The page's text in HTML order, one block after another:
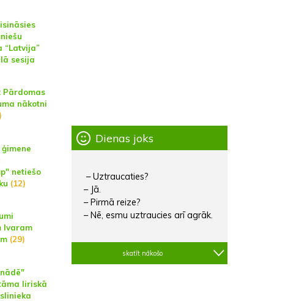
“Latvija”
sesija
Pārdomas
nākotni
netiešo
(12)
Ivaram
(29)
liriskā
Dienas joks
– Uztraucaties?
– Jā.
– Pirmā reize?
– Nē, esmu uztraucies arī agrāk.
skatīt nākošo